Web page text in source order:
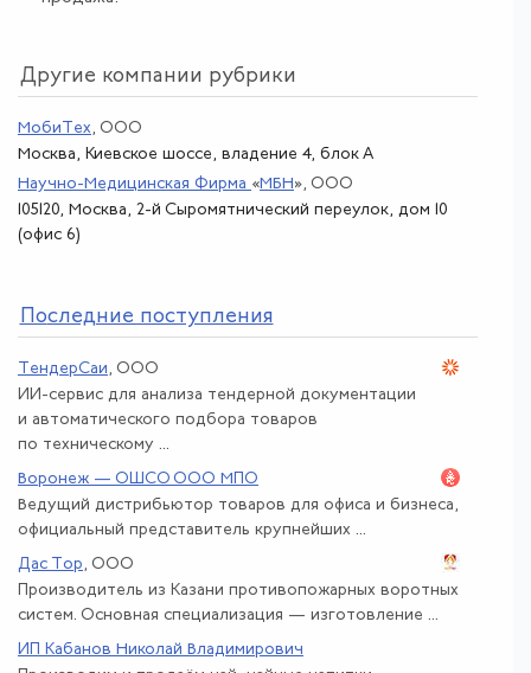
Другие компании рубрики
МобиТех , ООО
Москва, Киевское шоссе, владение 4, блок А
Научно-Медицинская Фирма «МБН», ООО
105120, Москва, 2-й Сыромятнический переулок, дом 10
(офис 6)
Последние поступления
ТендерСаи , ООО
ИИ-сервис для анализа тендерной документации
и автоматического подбора товаров
по техническому ...
Воронеж — ОШСО ООО МПО
Ведущий дистрибьютор товаров для офиса и бизнеса,
официальный представитель крупнейших ...
Дас Тор , ООО
Производитель из Казани противопожарных воротных
систем. Основная специализация — изготовление ...
ИП Кабанов Николай Владимирович